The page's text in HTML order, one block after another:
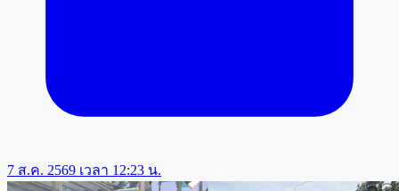
7 ส.ค. 2569 เวลา 12:23 น.